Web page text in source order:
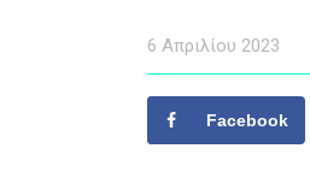
6 Απριλίου 2023
Facebook